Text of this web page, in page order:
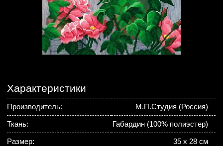
Характеристики
Производитель: М.П.Студия (Россия)
Ткань: Габардин (100% полиэстер)
Размер: 35 х 28 см